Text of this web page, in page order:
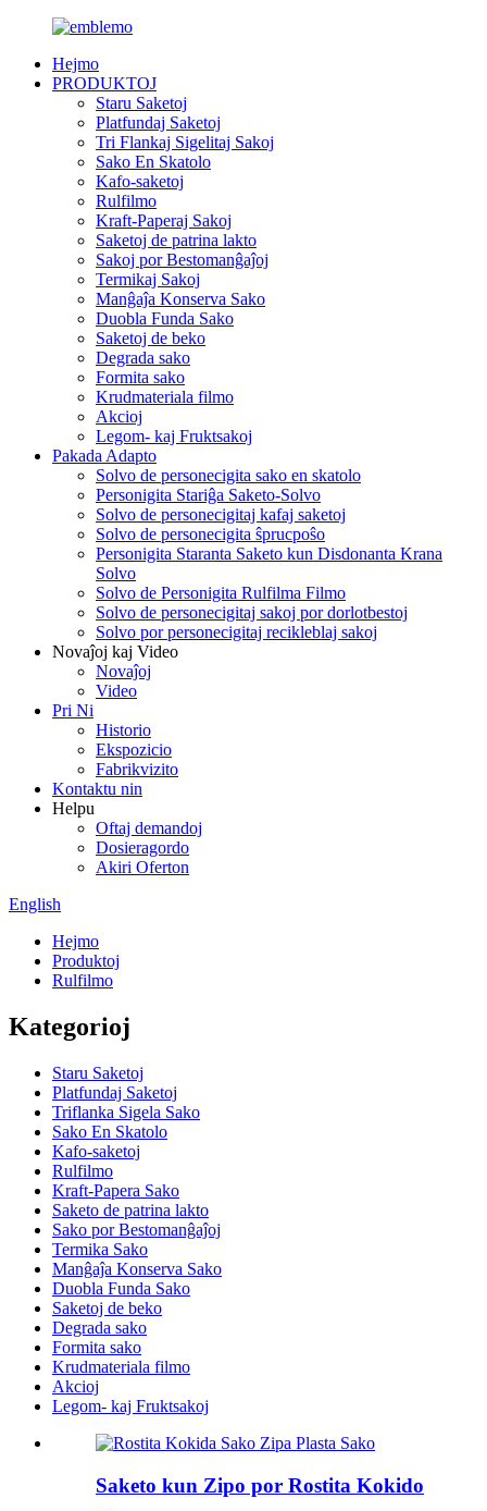
Hejmo
PRODUKTOJ
Staru Saketoj
Platfundaj Saketoj
Tri Flankaj Sigelitaj Sakoj
Sako En Skatolo
Kafo-saketoj
Rulfilmo
Kraft-Paperaj Sakoj
Saketoj de patrina lakto
Sakoj por Bestomanĝaĵoj
Termikaj Sakoj
Manĝaĵa Konserva Sako
Duobla Funda Sako
Saketoj de beko
Degrada sako
Formita sako
Krudmateriala filmo
Akcioj
Legom- kaj Fruktsakoj
Pakada Adapto
Solvo de personecigita sako en skatolo
Personigita Stariĝa Saketo-Solvo
Solvo de personecigitaj kafaj saketoj
Solvo de personecigita ŝprucpoŝo
Personigita Staranta Saketo kun Disdonanta Krana
Solvo
Solvo de Personigita Rulfilma Filmo
Solvo de personecigitaj sakoj por dorlotbestoj
Solvo por personecigitaj recikleblaj sakoj
Novaĵoj kaj Video
Novaĵoj
Video
Pri Ni
Historio
Ekspozicio
Fabrikvizito
Kontaktu nin
Helpu
Oftaj demandoj
Dosieragordo
Akiri Oferton
English
Hejmo
Produktoj
Rulfilmo
Kategorioj
Staru Saketoj
Platfundaj Saketoj
Triflanka Sigela Sako
Sako En Skatolo
Kafo-saketoj
Rulfilmo
Kraft-Papera Sako
Saketo de patrina lakto
Sako por Bestomanĝaĵoj
Termika Sako
Manĝaĵa Konserva Sako
Duobla Funda Sako
Saketoj de beko
Degrada sako
Formita sako
Krudmateriala filmo
Akcioj
Legom- kaj Fruktsakoj
Saketo kun Zipo por Rostita Kokido